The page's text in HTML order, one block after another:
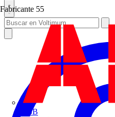
Fabricante 55
ABB